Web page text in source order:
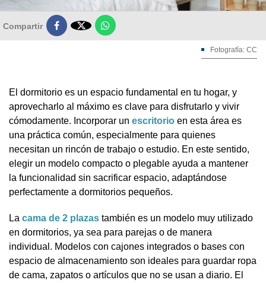
Compartir 
Fotografía: CC
El dormitorio es un espacio fundamental en tu hogar, y
aprovecharlo al máximo es clave para disfrutarlo y vivir
cómodamente. Incorporar un escritorio en esta área es
una práctica común, especialmente para quienes
necesitan un rincón de trabajo o estudio. En este sentido,
elegir un modelo compacto o plegable ayuda a mantener
la funcionalidad sin sacrificar espacio, adaptándose
perfectamente a dormitorios pequeños.
La cama de 2 plazas también es un modelo muy utilizado
en dormitorios, ya sea para parejas o de manera
individual. Modelos con cajones integrados o bases con
espacio de almacenamiento son ideales para guardar ropa
de cama, zapatos o artículos que no se usan a diario. El